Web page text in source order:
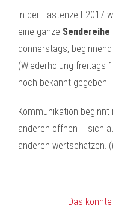
In der Fastenzeit 2017
eine ganze Sendereihe
donnerstags,
(Wiederholung freitags
noch bekannt gegeben.
Kommunikation
anderen öffnen – sich
anderen wertschätzen.
Das